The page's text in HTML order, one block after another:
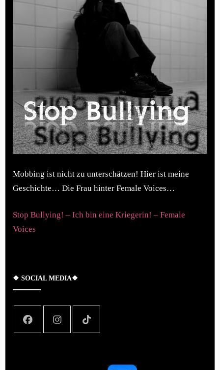
Mobbing ist nicht zu unterschätzen! Hier ist meine
Geschichte… Die Frau hinter Female Voices…
Stop Bullying! – Ich bin eine Kriegerin! – Female
Voices
❖ SOCIAL MEDIA❖